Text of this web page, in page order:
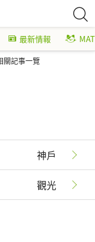
最新情報
關記事一覽
神戶
觀光